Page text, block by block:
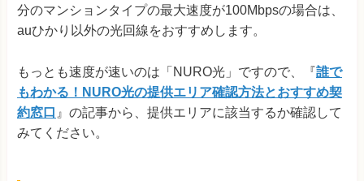
分のマンションタイプの最大速度が100Mbpsの場合は、
auひかり以外の光回線をおすすめします。
もっとも速度が速いのは「NURO光」ですので、『誰で
もわかる！NURO光の提供エリア確認方法とおすすめ契
約窓口 』の記事から、提供エリアに該当するか確認して
みてください。